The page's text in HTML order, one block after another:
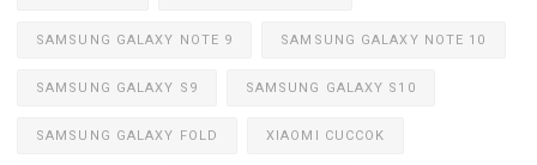
SAMSUNG GALAXY NOTE 9 SAMSUNG GALAXY NOTE 10
SAMSUNG GALAXY S9 SAMSUNG GALAXY S10
SAMSUNG GALAXY FOLD XIAOMI CUCCOK